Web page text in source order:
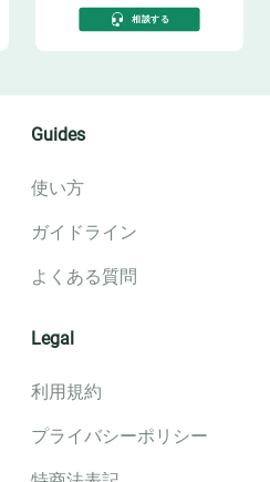
相談する
Guides
使い方
ガイドライン
よくある質問
Legal
利用規約
プライバシーポリシー